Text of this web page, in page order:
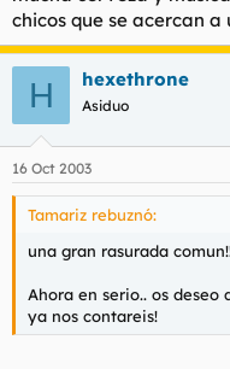
chicos que se acercan
H hexethrone
Asiduo
16 Oct 2003
Tamariz rebuznó:
una gran rasurada
Ahora en serio.. os deseo
ya nos contareis!